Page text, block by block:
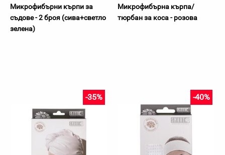
Микрофибърни кърпи за
съдове - 2 броя (сива+светло
зелена)
Микрофибърна кърпа/
тюрбан за коса - розова
-35% -40%